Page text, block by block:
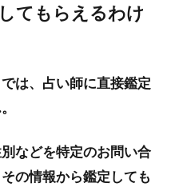
てもらえるわけ
は、占い師に直接鑑定
などを特定のお問い合
の情報から鑑定しても